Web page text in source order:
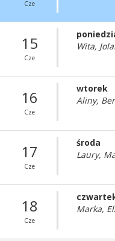
Cze
15
Cze
Wita,
16
Cze
wtorek
Aliny,
17
Cze
środa
Laury,
18
Cze
Marka,